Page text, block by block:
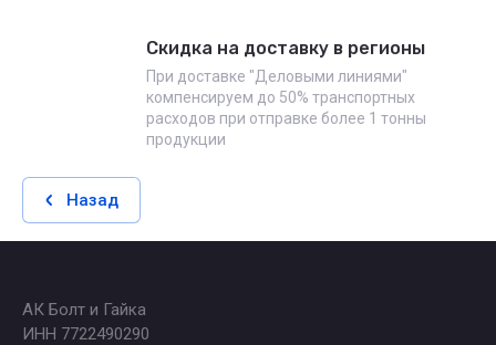
Скидка на доставку в регионы
При доставке "Деловыми линиями"
компенсируем до 50% транспортных
расходов при отправке более 1 тонны
продукции
Назад
АК Болт и Гайка
ИНН 7722490290